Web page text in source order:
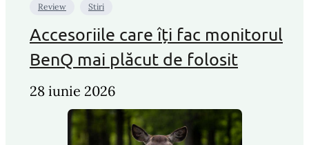
Review Stiri
Accesoriile care îți fac monitorul
BenQ mai plăcut de folosit
28 iunie 2026